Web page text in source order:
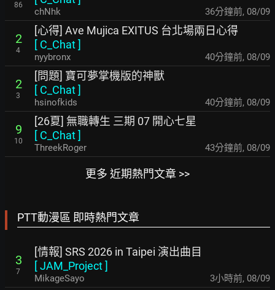
86
chNhk 36分鐘前, 08/09
2
4
[心得] Ave Mujica EXITUS 台北場兩日心得
[ C_Chat]
nyybronx 40分鐘前, 08/09
2
3
[問題] 寶可夢掌機版的神獸
[ C_Chat]
hsinofkids 40分鐘前, 08/09
9
10
[26夏] 無職轉生 三期 07 開心七星
[ C_Chat]
ThreekRoger 43分鐘前, 08/09
更多 近期熱門文章 >>
PTT動漫區 即時熱門文章
3
7
[情報] SRS 2026 in Taipei 演出曲目
[JAM_Project]
MikageSayo 3小時前, 08/09